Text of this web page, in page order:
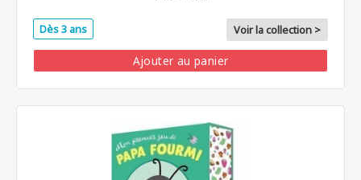
Dès 3 ans Voir la collection >
Ajouter au panier